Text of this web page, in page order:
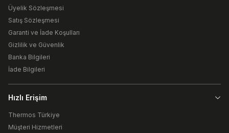
Üyelik Sözleşmesi
Satış Sözleşmesi
Garanti ve İade Koşulları
Gizlilik ve Güvenlik
Banka Bilgileri
İade Bilgileri
Hızlı Erişim
Thermos Türkiye
Müşteri Hizmetleri